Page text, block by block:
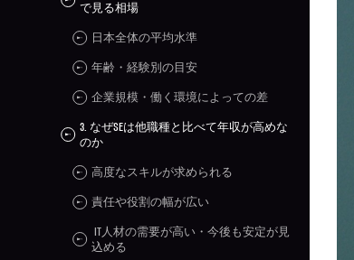
で見る相場
日本全体の平均水準
年齢・経験別の目安
企業規模・働く環境によっての差
3. なぜSEは他職種と比べて年収が高めな
のか
高度なスキルが求められる
責任や役割の幅が広い
IT人材の需要が高い・今後も安定が見
込める